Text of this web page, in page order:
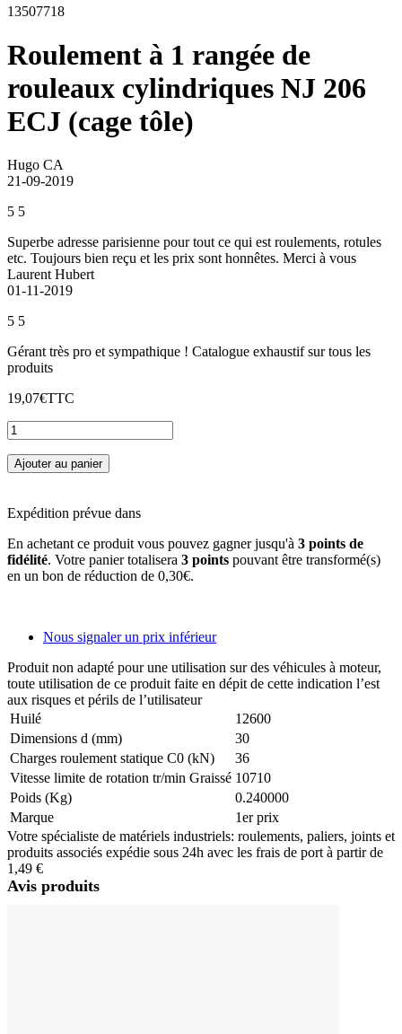
13507718
Roulement à 1 rangée de
rouleaux cylindriques NJ 206
ECJ (cage tôle)
Hugo CA
21-09-2019
5 5
Superbe adresse parisienne pour tout ce qui est roulements, rotules
etc. Toujours bien reçu et les prix sont honnêtes. Merci à vous
Laurent Hubert
01-11-2019
5 5
Gérant très pro et sympathique ! Catalogue exhaustif sur tous les
produits
19,07€TTC
Ajouter au panier
Expédition prévue dans
En achetant ce produit vous pouvez gagner jusqu'à 3 points de
fidélité. Votre panier totalisera 3 points pouvant être transformé(s)
en un bon de réduction de 0,30€.
Nous signaler un prix inférieur
Produit non adapté pour une utilisation sur des véhicules à moteur,
toute utilisation de ce produit faite en dépit de cette indication l’est
aux risques et périls de l’utilisateur
Huilé
12600
Dimensions d (mm)
30
Charges roulement statique C0 (kN)
36
Vitesse limite de rotation tr/min Graissé 10710
Poids (Kg)
0.240000
Marque
1er prix
Votre spécialiste de matériels industriels: roulements, paliers, joints et
produits associés expédie sous 24h avec les frais de port à partir de
1,49 €
Avis produits